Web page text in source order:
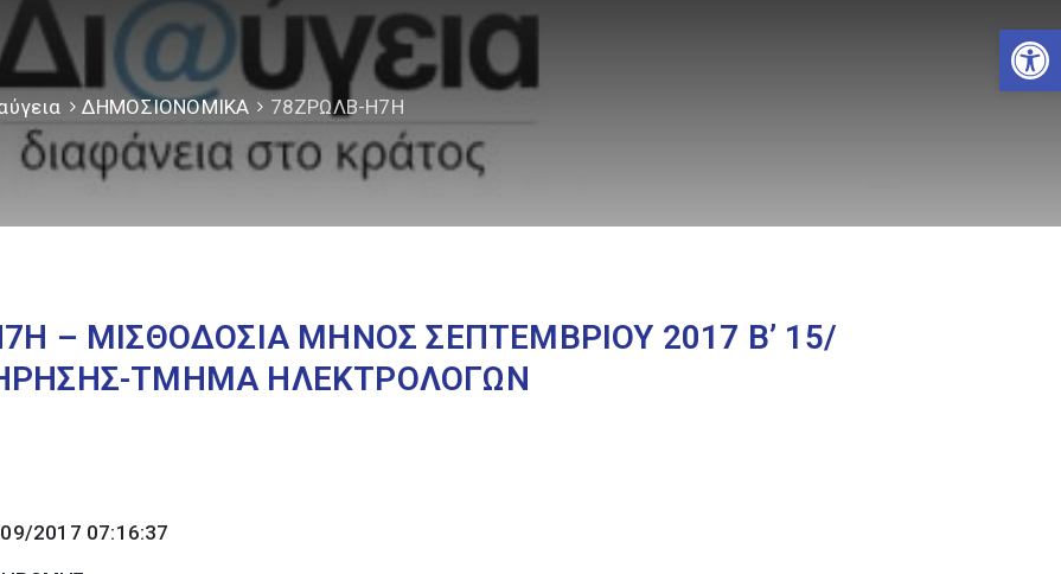
ΔΗΜΟΣΙΟΝΟΜΙΚΑ 78ΖΡΩΛΒ-Η7Η
– ΜΙΣΘΟΔΟΣΙΑ ΜΗΝΟΣ ΣΕΠΤΕΜΒΡΙΟΥ 2017 Β’ 15/
ΤΜΗΜΑ ΗΛΕΚΤΡΟΛΟΓΩΝ
2017 07:16:37